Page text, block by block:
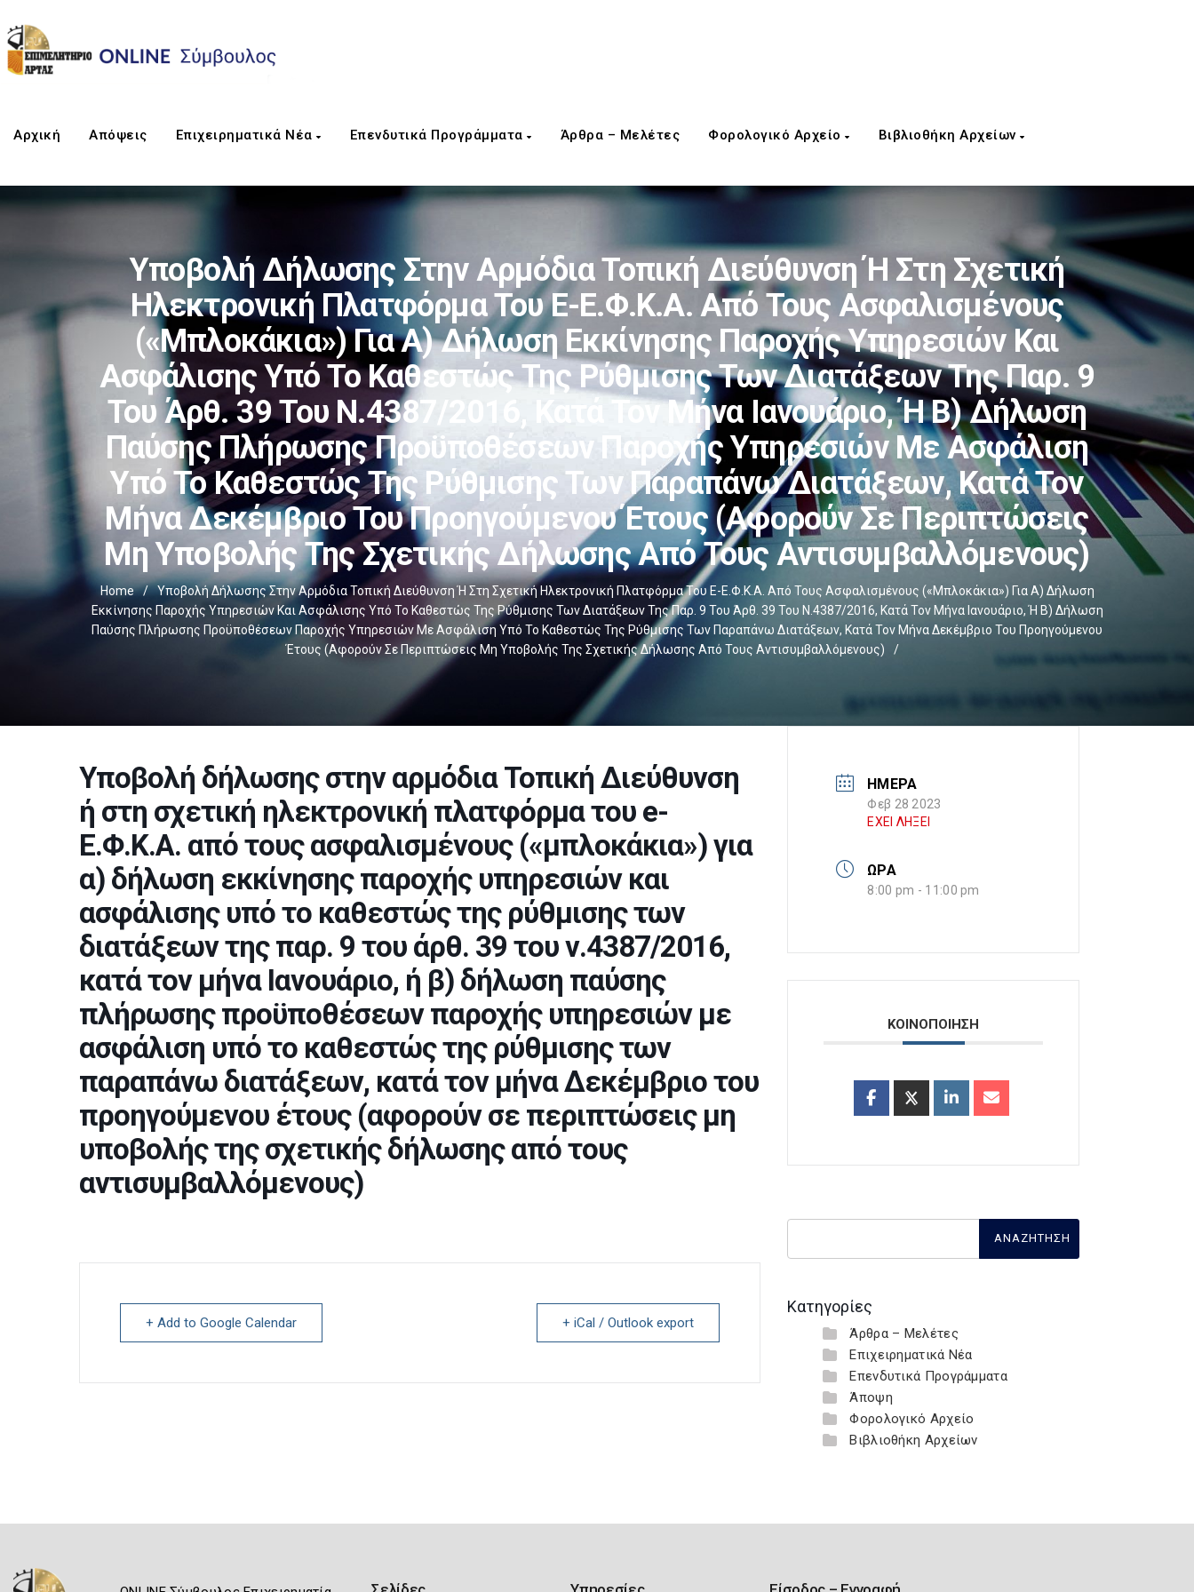
Αρχική Απόψεις Επιχειρηματικά Νέα Επενδυτικά Προγράμματα Άρθρα – Μελέτες Φορολογικό Αρχείο Βιβλιοθήκη Αρχείων
Υποβολή Δήλωσης Στην Αρμόδια Τοπική Διεύθυνση Ή Στη Σχετική
Ηλεκτρονική Πλατφόρμα Του E-Ε.Φ.Κ.Α. Από Τους Ασφαλισμένους
(«μπλοκάκια») Για Α) Δήλωση Εκκίνησης Παροχής Υπηρεσιών Και
Ασφάλισης Υπό Το Καθεστώς Της Ρύθμισης Των Διατάξεων Της Παρ. 9
Του Άρθ. 39 Του Ν.4387/2016, Κατά Τον Μήνα Ιανουάριο, Ή Β) Δήλωση
Παύσης Πλήρωσης Προϋποθέσεων Παροχής Υπηρεσιών Με Ασφάλιση
Υπό Το Καθεστώς Της Ρύθμισης Των Παραπάνω Διατάξεων, Κατά Τον
Μήνα Δεκέμβριο Του Προηγούμενου Έτους (αφορούν Σε Περιπτώσεις
Μη Υποβολής Της Σχετικής Δήλωσης Από Τους Αντισυμβαλλόμενους)
Home /
Υποβολή Δήλωσης Στην Αρμόδια Τοπική Διεύθυνση Ή Στη Σχετική Ηλεκτρονική Πλατφόρμα Του E-Ε.Φ.Κ.Α. Από Τους Ασφαλισμένους («μπλοκάκια») Για Α) Δήλωση
Εκκίνησης Παροχής Υπηρεσιών Και Ασφάλισης Υπό Το Καθεστώς Της Ρύθμισης Των Διατάξεων Της Παρ. 9 Του Άρθ. 39 Του Ν.4387/2016, Κατά Τον Μήνα Ιανουάριο, Ή Β) Δήλωση
Παύσης Πλήρωσης Προϋποθέσεων Παροχής Υπηρεσιών Με Ασφάλιση Υπό Το Καθεστώς Της Ρύθμισης Των Παραπάνω Διατάξεων, Κατά Τον Μήνα Δεκέμβριο Του Προηγούμενου
Έτους (αφορούν Σε Περιπτώσεις Μη Υποβολής Της Σχετικής Δήλωσης Από Τους Αντισυμβαλλόμενους)
/
Υποβολή δήλωσης στην αρμόδια Τοπική Διεύθυνση
ή στη σχετική ηλεκτρονική πλατφόρμα του e-
Ε.Φ.Κ.Α. από τους ασφαλισμένους («μπλοκάκια») για
α) δήλωση εκκίνησης παροχής υπηρεσιών και
ασφάλισης υπό το καθεστώς της ρύθμισης των
διατάξεων της παρ. 9 του άρθ. 39 του ν.4387/2016,
κατά τον μήνα Ιανουάριο, ή β) δήλωση παύσης
πλήρωσης προϋποθέσεων παροχής υπηρεσιών με
ασφάλιση υπό το καθεστώς της ρύθμισης των
παραπάνω διατάξεων, κατά τον μήνα Δεκέμβριο του
προηγούμενου έτους (αφορούν σε περιπτώσεις μη
υποβολής της σχετικής δήλωσης από τους
αντισυμβαλλόμενους)
+ Add to Google Calendar + iCal / Outlook export
ΗΜΕΡΑ
Φεβ 28 2023
ΕΧΕΙ ΛΗΞΕΙ
ΩΡΑ
8:00 pm - 11:00 pm
ΚΟΙΝΟΠΟΙΗΣΗ
Κατηγορίες
Άρθρα – Μελέτες
Επιχειρηματικά Νέα
Επενδυτικά Προγράμματα
Άποψη
Φορολογικό Αρχείο
Βιβλιοθήκη Αρχείων